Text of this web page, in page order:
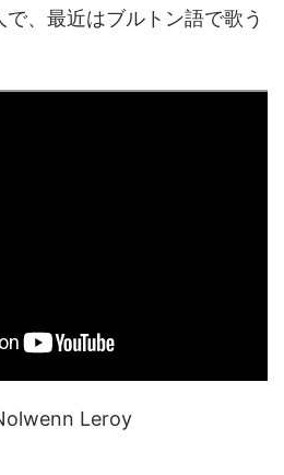
で、最近はブルトン語で歌う
Leroy